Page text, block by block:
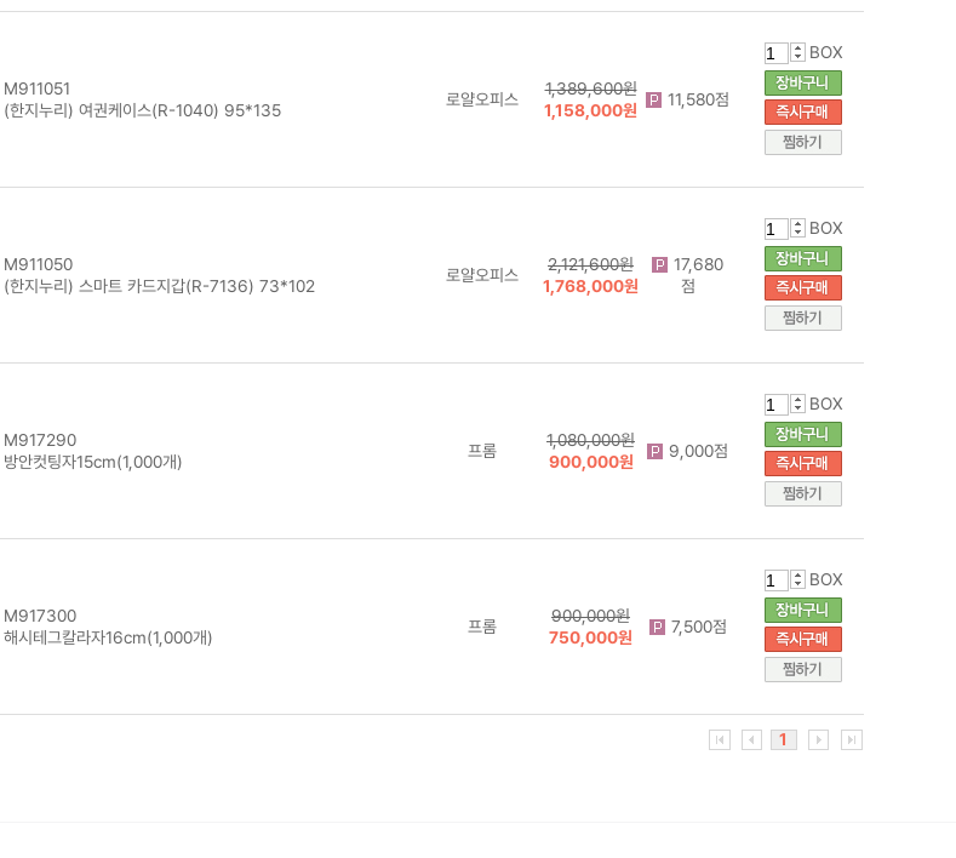
M911051
(한지누리) 여권케이스(R-1040) 95*135
로얄오피스
1,389,600원
1,158,000원
11,580점
BOX
M911050
(한지누리) 스마트 카드지갑(R-7136) 73*102
로얄오피스
2,121,600원
1,768,000원
17,680
점
BOX
M917290
방안컷팅자15cm(1,000개)
프롬
1,080,000원
900,000원
9,000점
BOX
M917300
해시테그칼라자16cm(1,000개)
프롬
900,000원
750,000원
7,500점
BOX
1